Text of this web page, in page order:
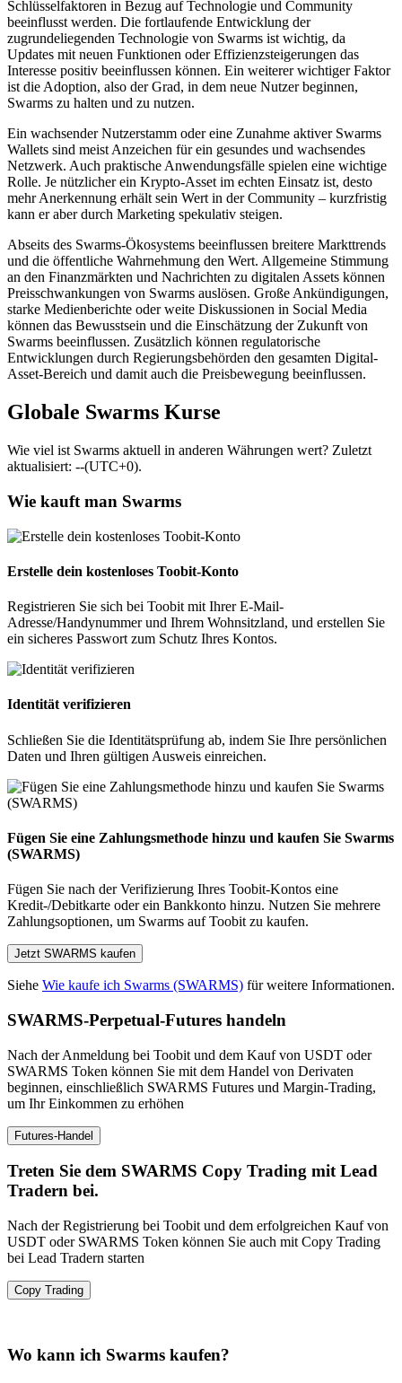
Schlüsselfaktoren in Bezug auf Technologie und Community
beeinflusst werden. Die fortlaufende Entwicklung der
zugrundeliegenden Technologie von Swarms ist wichtig, da
Updates mit neuen Funktionen oder Effizienzsteigerungen das
Interesse positiv beeinflussen können. Ein weiterer wichtiger Faktor
ist die Adoption, also der Grad, in dem neue Nutzer beginnen,
Swarms zu halten und zu nutzen.
Ein wachsender Nutzerstamm oder eine Zunahme aktiver Swarms
Wallets sind meist Anzeichen für ein gesundes und wachsendes
Netzwerk. Auch praktische Anwendungsfälle spielen eine wichtige
Rolle. Je nützlicher ein Krypto-Asset im echten Einsatz ist, desto
mehr Anerkennung erhält sein Wert in der Community – kurzfristig
kann er aber durch Marketing spekulativ steigen.
Abseits des Swarms-Ökosystems beeinflussen breitere Markttrends
und die öffentliche Wahrnehmung den Wert. Allgemeine Stimmung
an den Finanzmärkten und Nachrichten zu digitalen Assets können
Preisschwankungen von Swarms auslösen. Große Ankündigungen,
starke Medienberichte oder weite Diskussionen in Social Media
können das Bewusstsein und die Einschätzung der Zukunft von
Swarms beeinflussen. Zusätzlich können regulatorische
Entwicklungen durch Regierungsbehörden den gesamten Digital-
Asset-Bereich und damit auch die Preisbewegung beeinflussen.
Globale Swarms Kurse
Wie viel ist Swarms aktuell in anderen Währungen wert? Zuletzt
aktualisiert: --(UTC+0).
Wie kauft man Swarms
Erstelle dein kostenloses Toobit-Konto
Registrieren Sie sich bei Toobit mit Ihrer E-Mail-
Adresse/Handynummer und Ihrem Wohnsitzland, und erstellen Sie
ein sicheres Passwort zum Schutz Ihres Kontos.
Identität verifizieren
Schließen Sie die Identitätsprüfung ab, indem Sie Ihre persönlichen
Daten und Ihren gültigen Ausweis einreichen.
Fügen Sie eine Zahlungsmethode hinzu und kaufen Sie Swarms
(SWARMS)
Fügen Sie nach der Verifizierung Ihres Toobit-Kontos eine
Kredit-/Debitkarte oder ein Bankkonto hinzu. Nutzen Sie mehrere
Zahlungsoptionen, um Swarms auf Toobit zu kaufen.
Jetzt SWARMS kaufen
Siehe Wie kaufe ich Swarms (SWARMS) für weitere Informationen.
SWARMS-Perpetual-Futures handeln
Nach der Anmeldung bei Toobit und dem Kauf von USDT oder
SWARMS Token können Sie mit dem Handel von Derivaten
beginnen, einschließlich SWARMS Futures und Margin-Trading,
um Ihr Einkommen zu erhöhen
Futures-Handel
Treten Sie dem SWARMS Copy Trading mit Lead
Tradern bei.
Nach der Registrierung bei Toobit und dem erfolgreichen Kauf von
USDT oder SWARMS Token können Sie auch mit Copy Trading
bei Lead Tradern starten
Copy Trading
Wo kann ich Swarms kaufen?